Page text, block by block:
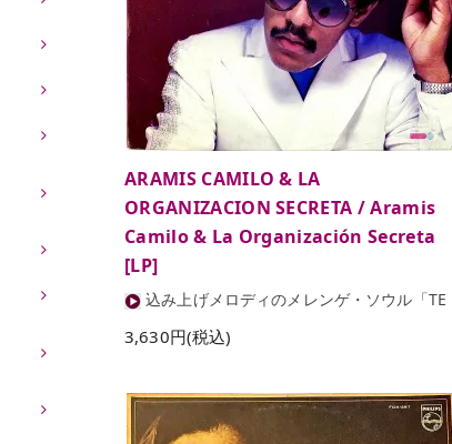
ARAMIS CAMILO & LA
ORGANIZACION SECRETA / Aramis
Camilo & La Organización Secreta
[LP]
込み上げメロディのメレンゲ・ソウル「TE
3,630円(税込)